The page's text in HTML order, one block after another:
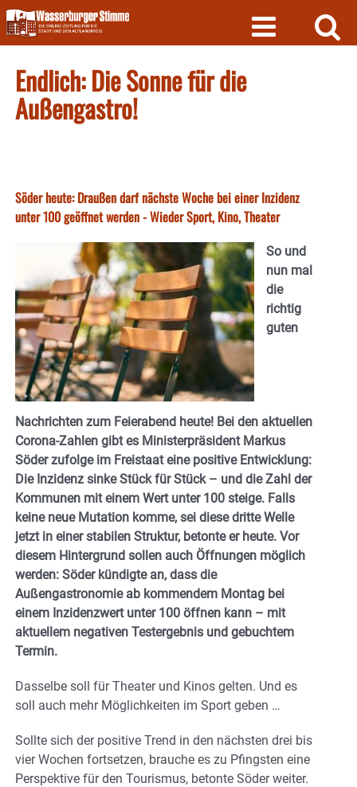
Skip
to
content
Endlich: Die Sonne für die
Außengastro!
Söder heute: Draußen darf nächste Woche bei einer Inzidenz
unter 100 geöffnet werden - Wieder Sport, Kino, Theater
So und
nun mal
die
richtig
guten
Nachrichten zum Feierabend heute! Bei den aktuellen
Corona-Zahlen gibt es Ministerpräsident Markus
Söder zufolge im Freistaat eine positive Entwicklung:
Die Inzidenz sinke Stück für Stück – und die Zahl der
Kommunen mit einem Wert unter 100 steige. Falls
keine neue Mutation komme, sei diese dritte Welle
jetzt in einer stabilen Struktur, betonte er heute. Vor
diesem Hintergrund sollen auch Öffnungen möglich
werden: Söder kündigte an, dass die
Außengastronomie ab kommendem Montag bei
einem Inzidenzwert unter 100 öffnen kann – mit
aktuellem negativen Testergebnis und gebuchtem
Termin.
Dasselbe soll für Theater und Kinos gelten. Und es
soll auch mehr Möglichkeiten im Sport geben …
Sollte sich der positive Trend in den nächsten drei bis
vier Wochen fortsetzen, brauche es zu Pfingsten eine
Perspektive für den Tourismus, betonte Söder weiter.